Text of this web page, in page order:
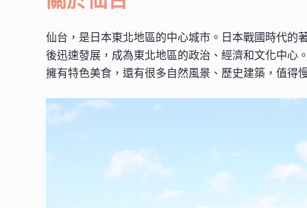
仙台，是日本東北地區的中心城市。日本戰國時代的
後迅速發展，成為東北地區的政治、經濟和文化中心
擁有特色美食，還有很多自然風景、歷史建築，值得